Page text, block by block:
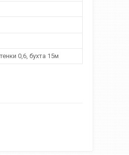
0,6, бухта 15м